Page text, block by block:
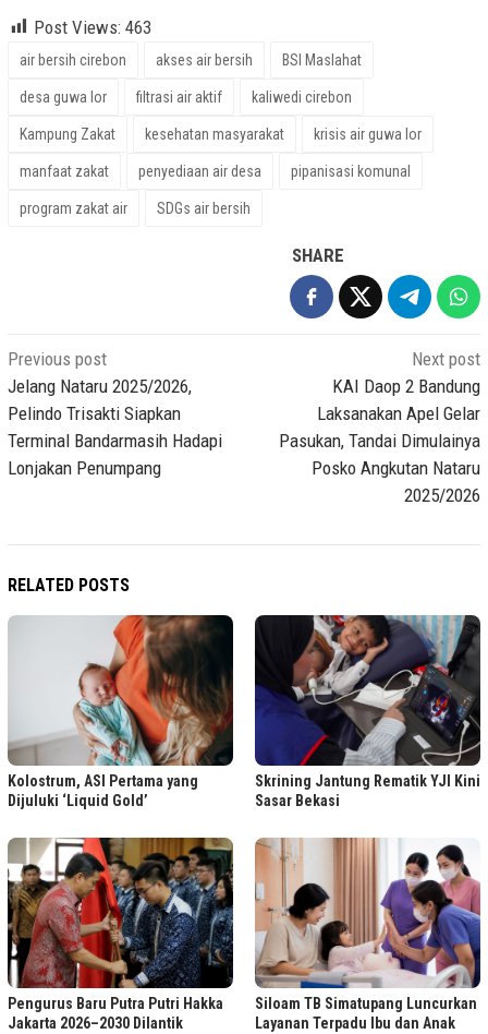
Post Views: 463
air bersih cirebon akses air bersih BSI Maslahat
desa guwa lor filtrasi air aktif kaliwedi cirebon
Kampung Zakat kesehatan masyarakat krisis air guwa lor
manfaat zakat penyediaan air desa pipanisasi komunal
program zakat air SDGs air bersih
SHARE
Post
navigation
Previous post
Jelang Nataru 2025/2026,
Pelindo Trisakti Siapkan
Terminal Bandarmasih Hadapi
Lonjakan Penumpang
Next post
KAI Daop 2 Bandung
Laksanakan Apel Gelar
Pasukan, Tandai Dimulainya
Posko Angkutan Nataru
2025/2026
RELATED POSTS
Kolostrum, ASI Pertama yang
Dijuluki ‘Liquid Gold’
Skrining Jantung Rematik YJI Kini
Sasar Bekasi
Pengurus Baru Putra Putri Hakka
Jakarta 2026–2030 Dilantik
Siloam TB Simatupang Luncurkan
Layanan Terpadu Ibu dan Anak